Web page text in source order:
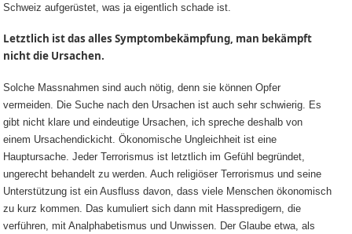
Schweiz aufgerüstet, was ja eigentlich schade ist.
Letztlich ist das alles Symptombekämpfung, man bekämpft
nicht die Ursachen.
Solche Massnahmen sind auch nötig, denn sie können Opfer
vermeiden. Die Suche nach den Ursachen ist auch sehr schwierig. Es
gibt nicht klare und eindeutige Ursachen, ich spreche deshalb von
einem Ursachendickicht. Ökonomische Ungleichheit ist eine
Hauptursache. Jeder Terrorismus ist letztlich im Gefühl begründet,
ungerecht behandelt zu werden. Auch religiöser Terrorismus und seine
Unterstützung ist ein Ausfluss davon, dass viele Menschen ökonomisch
zu kurz kommen. Das kumuliert sich dann mit Hasspredigern, die
verführen, mit Analphabetismus und Unwissen. Der Glaube etwa, als